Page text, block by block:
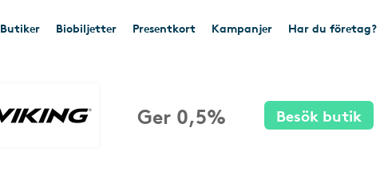
Butiker Biobiljetter Presentkort Kampanjer Har du företag?
Ger 0,5% Besök butik